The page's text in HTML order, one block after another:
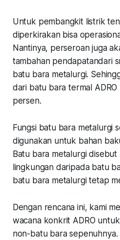
Untuk pembangkit listrik
diperkirakan bisa
Nantinya, perseroan juga
tambahan pendapatandari
batu bara metalurgi.
dari batu bara termal
persen.
Fungsi batu bara metalurgi
digunakan untuk bahan
Batu bara metalurgi disebut
lingkungan daripada batu
batu bara metalurgi tetap
Dengan rencana ini, kami
wacana konkrit ADRO
non-batu bara